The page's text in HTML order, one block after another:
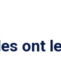
ont